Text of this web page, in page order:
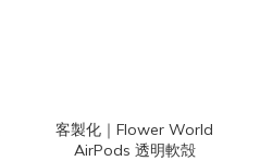
客製化｜Flower World
AirPods 透明軟殻